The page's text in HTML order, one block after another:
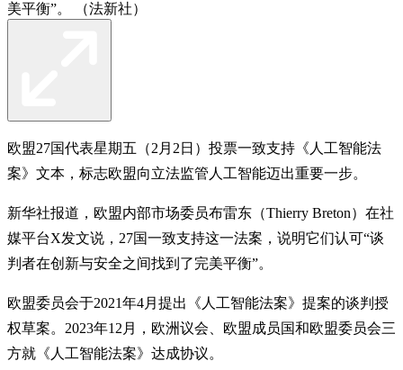
美平衡”。 （法新社）
欧盟27国代表星期五（2月2日）投票一致支持《人工智能法
案》文本，标志欧盟向立法监管人工智能迈出重要一步。
新华社报道，欧盟内部市场委员布雷东（Thierry Breton）在社
媒平台X发文说，27国一致支持这一法案，说明它们认可“谈
判者在创新与安全之间找到了完美平衡”。
欧盟委员会于2021年4月提出《人工智能法案》提案的谈判授
权草案。2023年12月，欧洲议会、欧盟成员国和欧盟委员会三
方就《人工智能法案》达成协议。